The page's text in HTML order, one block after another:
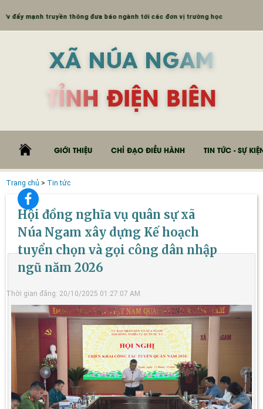
truyền thông đưa báo ngành tới các đơn vị trường học
XÃ NÚA NGAM
TỈNH ĐIỆN BIÊN
GIỚI THIỆU CHỈ ĐẠO ĐIỀU HÀNH TIN TỨC - SỰ
Trang chủ > Tin tức
Hội đồng nghĩa vụ quân sự xã
Núa Ngam xây dựng Kế hoạch
tuyển chọn và gọi công dân nhập
ngũ năm 2026
Thời gian đăng: 20/10/2025 01:27:07 AM